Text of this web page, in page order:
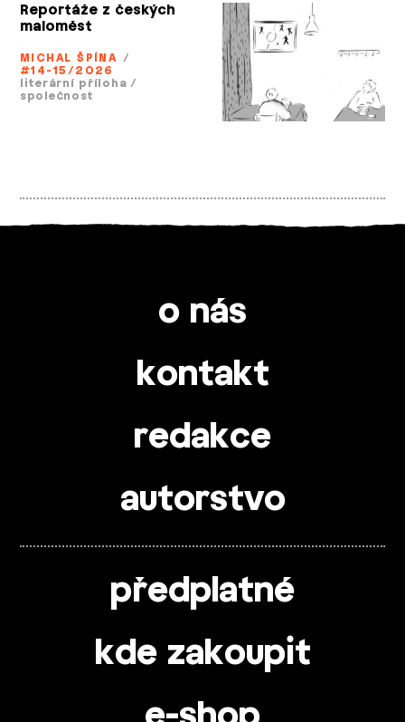
Reportáže z českých
maloměst
MICHAL ŠPÍNA /
#14-15/2026
literární příloha /
společnost
o nás
kontakt
redakce
autorstvo
předplatné
kde zakoupit